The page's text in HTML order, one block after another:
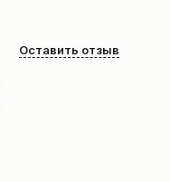
Оставить отзыв